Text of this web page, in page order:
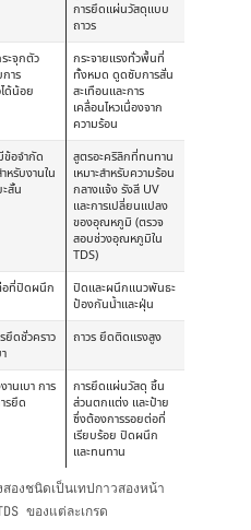
การยึดแผ่นวัสดุแบบ
ถาวร
ะจุกตัว
าร
ด้น้อย
กระจายแรงทั่วพื้นที่
ทั้งหมด ดูดซับการสั่น
สะเทือนและการ
เคลื่อนไหวเนื่องจาก
ความร้อน
ข้อจำกัด
หรับงานใน
สั้น
สูตรอะคริลิกที่ทนทาน
เหมาะสำหรับความร้อน
กลางแจ้ง รังสี UV
และการเปลี่ยนแปลง
ของอุณหภูมิ (ตรวจ
สอบช่วงอุณหภูมิใน
TDS)
อที่ปิดผนึก
ปิดและผนึกแนวพันธะ
ป้องกันน้ำและฝุ่น
ยึดชั่วคราว
ถาวร ยึดติดแรงสูง
นเบา การ
รยึด
การยึดแผ่นวัสดุ ชิ้น
ส่วนตกแต่ง และป้าย
ซึ่งต้องการรอยต่อที่
เรียบร้อย ปิดผนึก
และทนทาน
งชนิดเป็นเทปกาวสองหน้า
ของแต่ละเกรด